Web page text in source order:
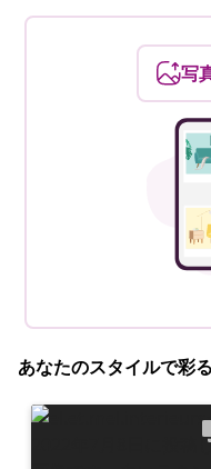
写
あなたのスタイルで